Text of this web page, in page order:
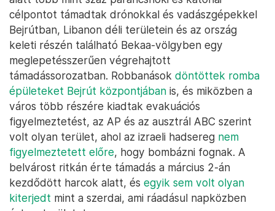
célpontot támadtak drónokkal és vadászgépekkel
Bejrútban, Libanon déli területein és az ország
keleti részén található Bekaa-völgyben egy
meglepetésszerűen végrehajtott
támadássorozatban. Robbanások döntöttek romba
épületeket Bejrút központjában is, és miközben a
város több részére kiadtak evakuációs
figyelmeztetést, az AP és az ausztrál ABC szerint
volt olyan terület, ahol az izraeli hadsereg nem
figyelmeztetett előre, hogy bombázni fognak. A
belvárost ritkán érte támadás a március 2-án
kezdődött harcok alatt, és egyik sem volt olyan
kiterjedt mint a szerdai, ami ráadásul napközben